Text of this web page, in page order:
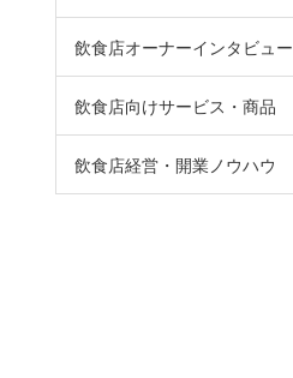
飲食店オーナーインタビュー
飲食店向けサービス・商品
飲食店経営・開業ノウハウ